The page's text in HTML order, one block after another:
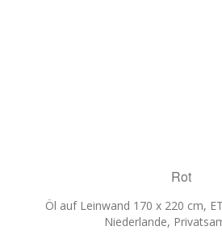
Rot
Öl auf Leinwand 170 x 220 cm,
Niederlande,